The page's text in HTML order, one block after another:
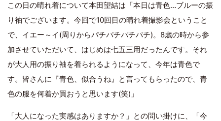
この日の晴れ着について本田望結は「本日は青色…ブルーの振
り袖でございます。今回で10回目の晴れ着撮影会ということ
で、イエー～イ(周りからパチパチパチパチ)。8歳の時から参
加させていただいて、はじめは七五三用だったんです。それ
が大人用の振り袖を着られるようになって、今年は青色で
す。皆さんに『青色、似合うね』と言ってもらったので、青
色の服を何着か買おうと思います(笑)」
「大人になった実感はありますか？」との問い掛けに、「今